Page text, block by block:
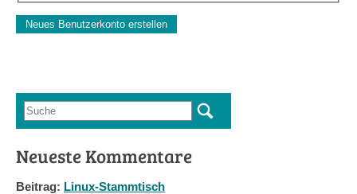
Suchformular
Suche
Neueste Kommentare
Beitrag: Linux-Stammtisch